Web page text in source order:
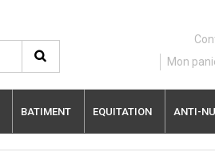
Mon
BATIMENT EQUITATION ANTI-